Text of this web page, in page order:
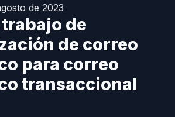
de 2023
de
de correo
para correo
transaccional